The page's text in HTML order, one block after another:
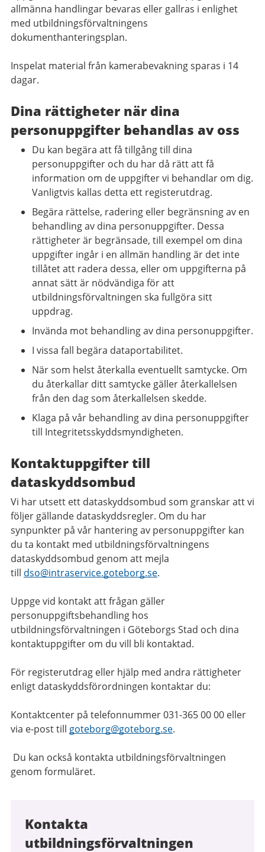
allmänna handlingar bevaras eller gallras i enlighet
med utbildningsförvaltningens
dokumenthanteringsplan.
Inspelat material från kamerabevakning sparas i 14
dagar.
Dina rättigheter när dina
personuppgifter behandlas av oss
Du kan begära att få tillgång till dina
personuppgifter och du har då rätt att få
information om de uppgifter vi behandlar om dig.
Vanligtvis kallas detta ett registerutdrag.
Begära rättelse, radering eller begränsning av en
behandling av dina personuppgifter. Dessa
rättigheter är begränsade, till exempel om dina
uppgifter ingår i en allmän handling är det inte
tillåtet att radera dessa, eller om uppgifterna på
annat sätt är nödvändiga för att
utbildningsförvaltningen ska fullgöra sitt
uppdrag.
Invända mot behandling av dina personuppgifter.
I vissa fall begära dataportabilitet.
När som helst återkalla eventuellt samtycke. Om
du återkallar ditt samtycke gäller återkallelsen
från den dag som återkallelsen skedde.
Klaga på vår behandling av dina personuppgifter
till Integritetsskyddsmyndigheten.
Kontaktuppgifter till
dataskyddsombud
Vi har utsett ett dataskyddsombud som granskar att vi
följer gällande dataskyddsregler. Om du har
synpunkter på vår hantering av personuppgifter kan
du ta kontakt med utbildningsförvaltningens
dataskyddsombud genom att mejla
till dso@intraservice.goteborg.se.
Uppge vid kontakt att frågan gäller
personuppgiftsbehandling hos
utbildningsförvaltningen i Göteborgs Stad och dina
kontaktuppgifter om du vill bli kontaktad.
För registerutdrag eller hjälp med andra rättigheter
enligt dataskyddsförordningen kontaktar du:
Kontaktcenter på telefonnummer 031-365 00 00 eller
via e-post till goteborg@goteborg.se.
Du kan också kontakta utbildningsförvaltningen
genom formuläret.
Kontakta
utbildningsförvaltningen